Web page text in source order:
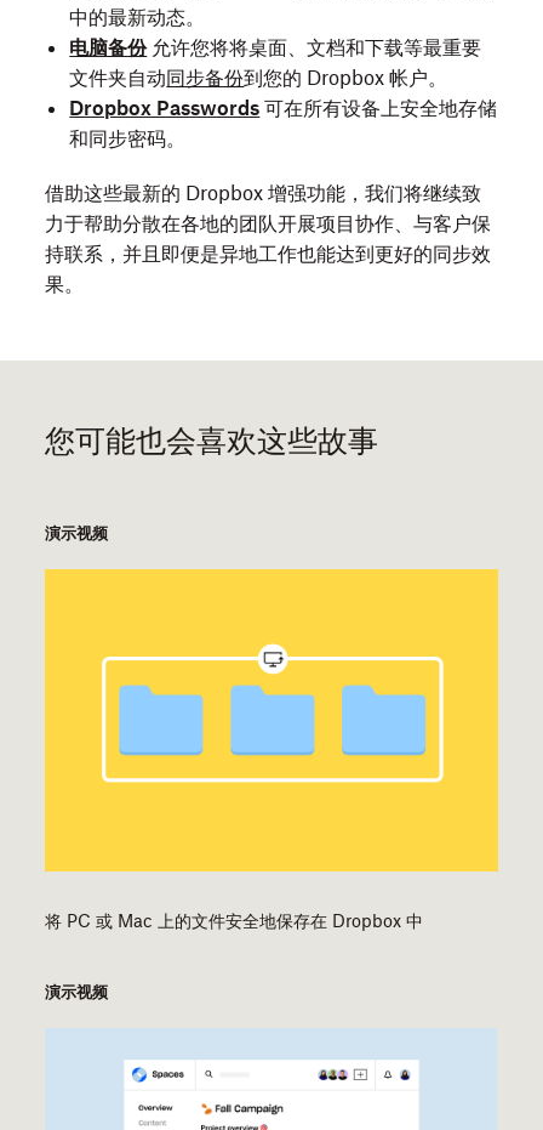
中的最新动态。
电脑备份允许您将将桌面、文档和下载等最重要
文件夹自动同步备份到您的 Dropbox 帐户。
Dropbox Passwords 可在所有设备上安全地存储
和同步密码。
借助这些最新的 Dropbox 增强功能，我们将继续致
力于帮助分散在各地的团队开展项目协作、与客户保
持联系，并且即便是异地工作也能达到更好的同步效
果。
您可能也会喜欢这些故事
演示视频
将 PC 或 Mac 上的文件安全地保存在 Dropbox 中
演示视频